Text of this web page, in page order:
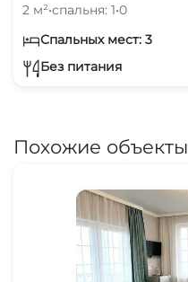
2 м²•спальня: 1•0
Спальных мест: 3
Без питания
Похожие объекты